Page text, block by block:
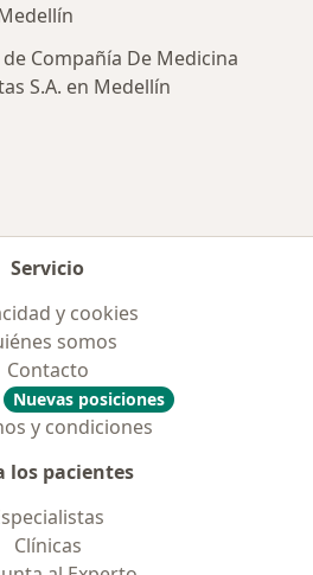
Compañía De Medicina
S.A. en Medellín
Servicio
y cookies
somos
Contacto
Nuevas posiciones
y condiciones
los pacientes
Clínicas